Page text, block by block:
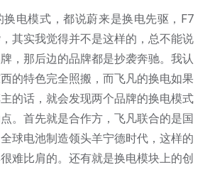
电模式，都说蔚来是换电先驱，F7
其实我觉得并不是这样的，总不能说
，那后边的品牌都是抄袭奔驰。我认
的特色完全照搬，而飞凡的换电如果
的话，就会发现两个品牌的换电模式
。首先就是合作方，飞凡联合的是国
球电池制造领头羊宁德时代，这样的
难比肩的。还有就是换电模块上的创